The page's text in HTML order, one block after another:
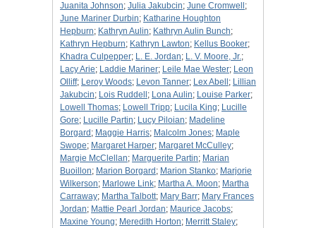
Juanita Johnson; Julia Jakubcin; June Cromwell ;
June Mariner Durbin; Katharine Houghton
Hepburn; Kathryn Aulin; Kathryn Aulin Bunch;
Kathryn Hepburn; Kathryn Lawton; Kellus Booker;
Khadra Culpepper; L. E. Jordan; L. V. Moore, Jr.;
Lacy Arie; Laddie Mariner; Leile Mae Wester; Leon
Olliff; Leroy Woods; Levon Tanner; Lex Abell ; Lillian
Jakubcin; Lois Ruddell ; Lona Aulin; Louise Parker;
Lowell Thomas; Lowell Tripp; Lucila King; Lucille
Gore; Lucille Partin; Lucy Piloian; Madeline
Borgard ; Maggie Harris; Malcolm Jones; Maple
Swope; Margaret Harper; Margaret McCulley;
Margie McClellan; Marguerite Partin; Marian
Buoillon; Marion Borgard ; Marion Stanko; Marjorie
Wilkerson; Marlowe Link; Martha A. Moon; Martha
Carraway; Martha Talbott; Mary Barr; Mary Frances
Jordan; Mattie Pearl Jordan; Maurice Jacobs;
Maxine Young; Meredith Horton; Merritt Staley;